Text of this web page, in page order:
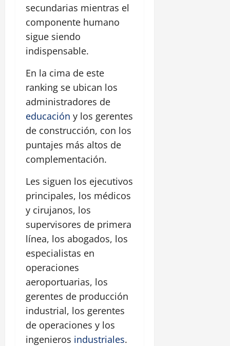
secundarias mientras el
componente humano
sigue siendo
indispensable.
En la cima de este
ranking se ubican los
administradores de
educación y los gerentes
de construcción, con los
puntajes más altos de
complementación.
Les siguen los ejecutivos
principales, los médicos
y cirujanos, los
supervisores de primera
línea, los abogados, los
especialistas en
operaciones
aeroportuarias, los
gerentes de producción
industrial, los gerentes
de operaciones y los
ingenieros industriales.